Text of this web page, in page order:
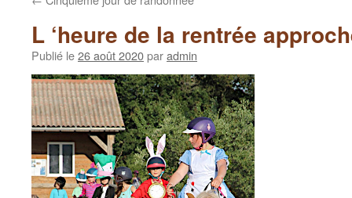
L ‘heure de la rentrée
Publié le26 août 2020paradmin